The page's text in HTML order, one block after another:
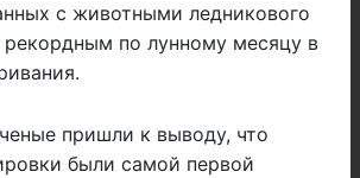
с животными ледникового
по лунному месяцу в
пришли к выводу, что
были самой первой